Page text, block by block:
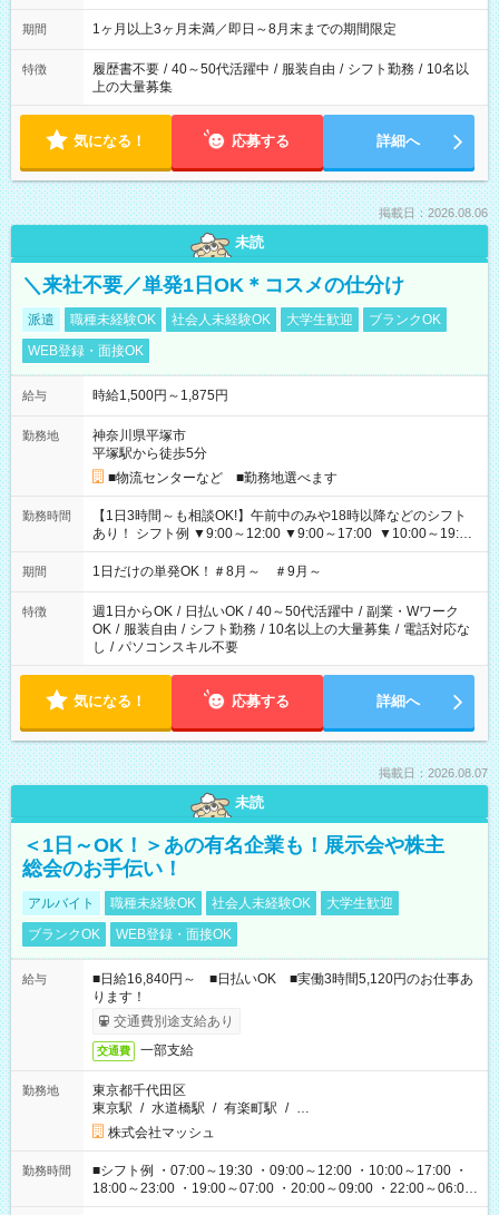
ます
期間 1ヶ月以上3ヶ月未満／即日～8月末までの期間限定
特徴 履歴書不要 / 40～50代活躍中 / 服装自由 / シフト勤務 / 10名以
上の大量募集
気になる！ 応募する 詳細へ
掲載日：2026.08.06
未読
＼来社不要／単発1日OK＊コスメの仕分け
派遣 職種未経験OK 社会人未経験OK 大学生歓迎
ブランクOK
WEB登録・面接OK
給与 時給1,500円～1,875円
勤務地
神奈川県平塚市
平塚駅から徒歩5分
■物流センターなど ■勤務地選べます
勤務時間
【1日3時間～も相談OK!】午前中のみや18時以降などのシフト
あり！ シフト例 ▼9:00～12:00 ▼9:00～17:00 ▼10:00～19:00
▼18:00～21:00
期間 1日だけの単発OK！＃8月～ ＃9月～
特徴 週1日からOK / 日払いOK / 40～50代活躍中 / 副業・Wワーク
OK / 服装自由 / シフト勤務 / 10名以上の大量募集 / 電話対応な
し / パソコンスキル不要
気になる！ 応募する 詳細へ
掲載日：2026.08.07
未読
＜1日～OK！＞あの有名企業も！展示会や株主
総会のお手伝い！
アルバイト 職種未経験OK 社会人未経験OK
大学生歓迎
ブランクOK
WEB登録・面接OK
給与
■日給16,840円～ ■日払いOK ■実働3時間5,120円のお仕事あ
ります！
交通費別途支給あり
交通費 一部支給
勤務地
東京都千代田区
東京駅 / 水道橋駅 / 有楽町駅 / …
株式会社マッシュ
勤務時間
■シフト例 ・07:00～19:30 ・09:00～12:00 ・10:00～17:00 ・
18:00～23:00 ・19:00～07:00 ・20:00～09:00 ・22:00～06:00
etc ★最短で3時間で5,120円のお仕事から 15時間で2万円近く稼